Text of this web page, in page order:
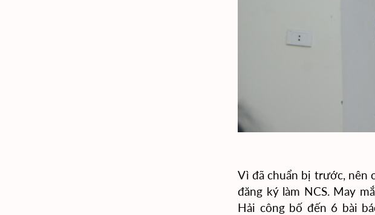
Vì đã chuẩn bị trước, nên
đăng ký làm NCS. May
Hải công bố đến 6 bài